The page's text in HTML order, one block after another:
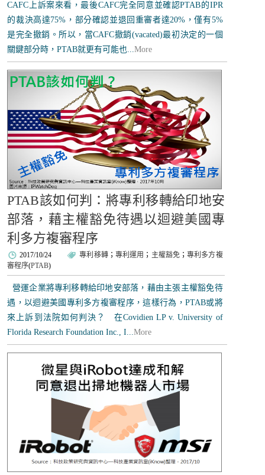
CAFC上訴案來看，最後CAFC完全同意並確認PTAB的IPR
的裁決高達75%，部分確認並退回重審者達20%，僅有5%
是完全撤銷。所以，當CAFC撤銷(vacated)最初決定的一個
關鍵部分時，PTAB就更有可能也...More
PTAB該如何判：將專利移轉給印地安
部落，藉主權豁免待遇以迴避美國專
利多方複審程序
2017/10/24 專利移轉； 專利運用 ； 主權豁免； 專利多方複
審程序(PTAB)
營運企業將專利移轉給印地安部落，藉由主張主權豁免待
遇，以迴避美國專利多方複審程序，這樣行為，PTAB或將
來上訴到法院如何判決？ 在Covidien LP v. University of
Florida Research Foundation Inc., I...More